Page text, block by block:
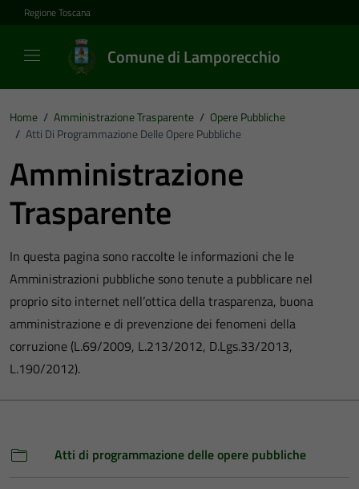
Vai ai contenuti
Vai al footer
Regione Toscana
Comune di Lamporecchio
Home / Amministrazione Trasparente / Opere Pubbliche
/ Atti Di Programmazione Delle Opere Pubbliche
Amministrazione
Trasparente
In questa pagina sono raccolte le informazioni che le
Amministrazioni pubbliche sono tenute a pubblicare nel
proprio sito internet nell’ottica della trasparenza, buona
amministrazione e di prevenzione dei fenomeni della
corruzione (L.69/2009, L.213/2012, D.Lgs.33/2013,
L.190/2012).
Atti di programmazione delle opere pubbliche